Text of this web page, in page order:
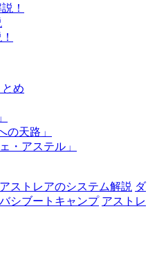
！
め
の天路」
・アステル」
アストレアのシステム解説 ダ
シブートキャンプ アストレ